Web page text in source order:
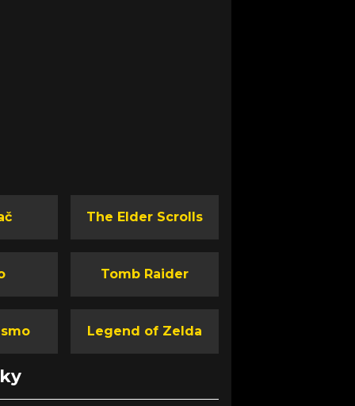
The Elder Scrolls
Tomb Raider
Legend of Zelda